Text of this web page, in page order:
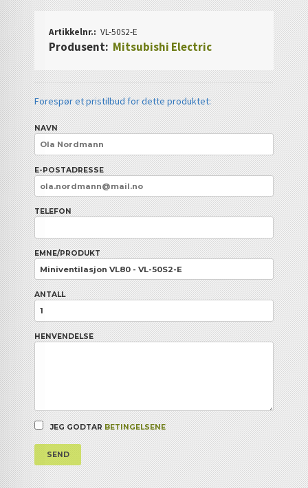
Artikkelnr.: VL-50S2-E
Produsent: Mitsubishi Electric
Forespør et pristilbud for dette produktet:
NAVN
E-POSTADRESSE
TELEFON
EMNE/PRODUKT
ANTALL
HENVENDELSE
JEG GODTARBETINGELSENE
SEND